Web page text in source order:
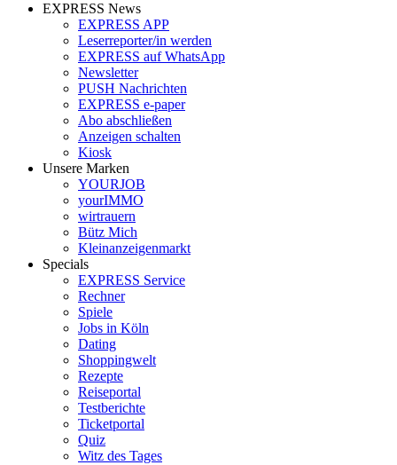
EXPRESS News
EXPRESS APP
Leserreporter/in werden
EXPRESS auf WhatsApp
Newsletter
PUSH Nachrichten
EXPRESS e-paper
Abo abschließen
Anzeigen schalten
Kiosk
Unsere Marken
YOURJOB
yourIMMO
wirtrauern
Bütz Mich
Kleinanzeigenmarkt
Specials
EXPRESS Service
Rechner
Spiele
Jobs in Köln
Dating
Shoppingwelt
Rezepte
Reiseportal
Testberichte
Ticketportal
Quiz
Witz des Tages